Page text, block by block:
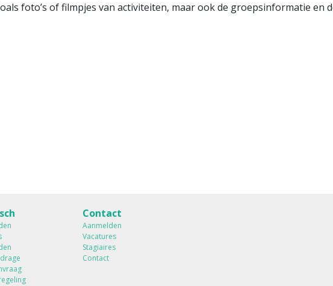
foto’s of filmpjes van activiteiten, maar ook de groepsinformatie en
Contact
Aanmelden
Vacatures
Stagiaires
Contact